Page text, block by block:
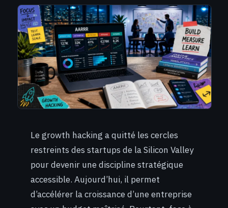
Le growth hacking a quitté les cercles
restreints des startups de la Silicon Valley
pour devenir une discipline stratégique
accessible. Aujourd’hui, il permet
d’accélérer la croissance d’une entreprise